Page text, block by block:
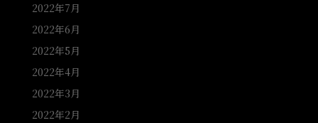
2022年7月
2022年6月
2022年5月
2022年4月
2022年3月
2022年2月